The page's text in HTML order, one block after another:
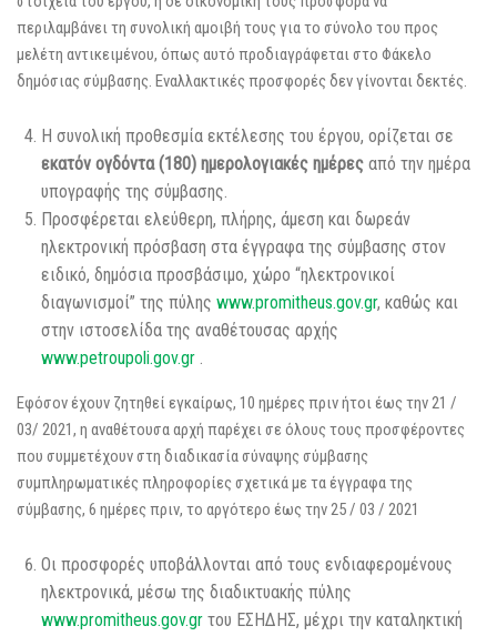
περιλαμβάνει τη συνολική αμοιβή τους για το σύνολο του προς
μελέτη αντικειμένου, όπως αυτό προδιαγράφεται στο Φάκελο
δημόσιας σύμβασης. Εναλλακτικές προσφορές δεν γίνονται δεκτές.
Η συνολική προθεσμία εκτέλεσης του έργου, ορίζεται σε
εκατόν ογδόντα (180) ημερολογιακές ημέρες από την ημέρα
υπογραφής της σύμβασης.
Προσφέρεται ελεύθερη, πλήρης, άμεση και δωρεάν
ηλεκτρονική πρόσβαση στα έγγραφα της σύμβασης στον
ειδικό, δημόσια προσβάσιμο, χώρο “ηλεκτρονικοί
διαγωνισμοί” της πύλης www.promitheus.gov.gr, καθώς και
στην ιστοσελίδα της αναθέτουσας αρχής
www.petroupoli.gov.gr .
Εφόσον έχουν ζητηθεί εγκαίρως, 10 ημέρες πριν ήτοι έως την 21 /
03/ 2021, η αναθέτουσα αρχή παρέχει σε όλους τους προσφέροντες
που συμμετέχουν στη διαδικασία σύναψης σύμβασης
συμπληρωματικές πληροφορίες σχετικά με τα έγγραφα της
σύμβασης, 6 ημέρες πριν, το αργότερο έως την 25 / 03 / 2021
Οι προσφορές υποβάλλονται από τους ενδιαφερομένους
ηλεκτρονικά, μέσω της διαδικτυακής πύλης
www.promitheus.gov.gr του ΕΣΗΔΗΣ, μέχρι την καταληκτική